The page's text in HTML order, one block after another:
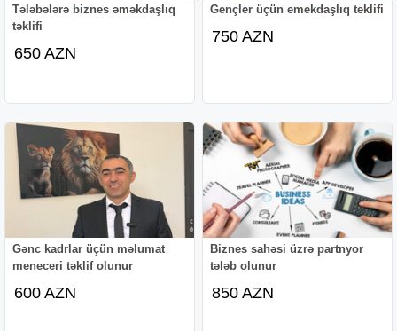
Tələbələrə biznes əməkdaşlıq
təklifi
650 AZN
Gençler üçün emekdaşlıq teklifi
750 AZN
Gənc kadrlar üçün məlumat
meneceri təklif olunur
600 AZN
Biznes sahəsi üzrə partnyor
tələb olunur
850 AZN